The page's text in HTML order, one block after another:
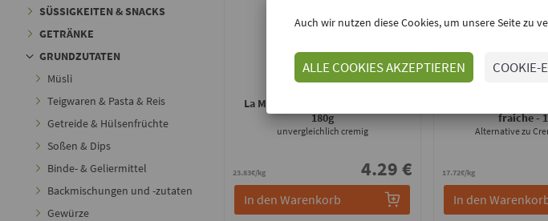
SÜSSIGKEITEN & SNACKS
GETRÄNKE
GRUNDZUTATEN
Müsli
Teigwaren & Pasta & Reis
Getreide & Hülsenfrüchte
Soßen & Dips
Binde- & Geliermittel
Backmischungen und -zutaten
Gewürze
La Mac'n'Sauce wie Käsesauce
180g
unvergleichlich cremig
23.83€/kg 4.29 €
In den Warenkorb
fraiche-
Alternative zu
17.72€/kg
In den
Auch wir nutzen diese Cookies, um unsere Seite zu
ALLE COOKIES AKZEPTIEREN COOKIE-